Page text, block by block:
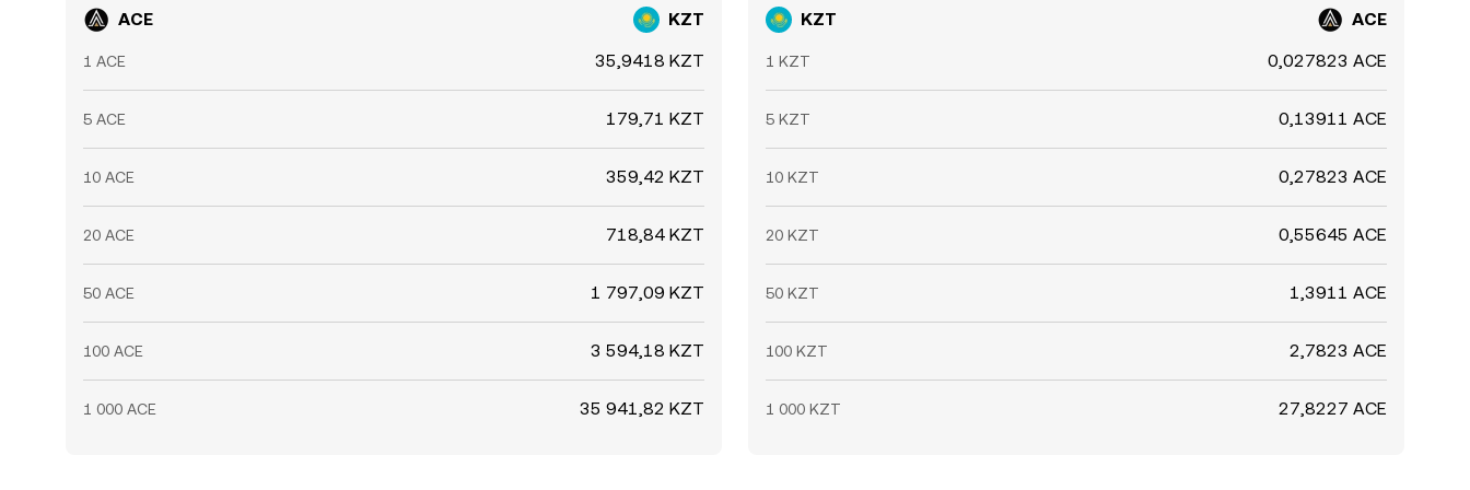
ACE KZT
1 ACE 35,9418 KZT
5 ACE 179,71 KZT
10 ACE 359,42 KZT
20 ACE 718,84 KZT
50 ACE 1 797,09 KZT
100 ACE 3 594,18 KZT
1 000 ACE 35 941,82 KZT
KZT ACE
1 KZT 0,027823 ACE
5 KZT 0,13911 ACE
10 KZT 0,27823 ACE
20 KZT 0,55645 ACE
50 KZT 1,3911 ACE
100 KZT 2,7823 ACE
1 000 KZT 27,8227 ACE